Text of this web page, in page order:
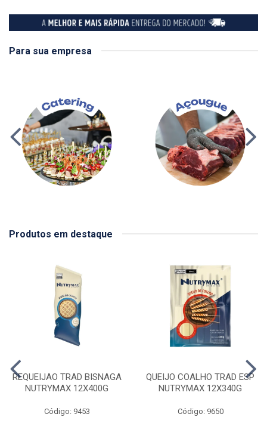
Para sua empresa
Produtos em destaque
REQUEIJAO TRAD BISNAGA
NUTRYMAX 12X400G
Código: 9453
QUEIJO COALHO TRAD ESP
NUTRYMAX 12X340G
Código: 9650